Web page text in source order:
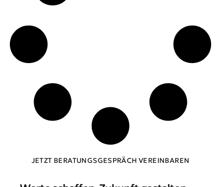
JETZT BERATUNGSGESPRÄCH VEREINBAREN